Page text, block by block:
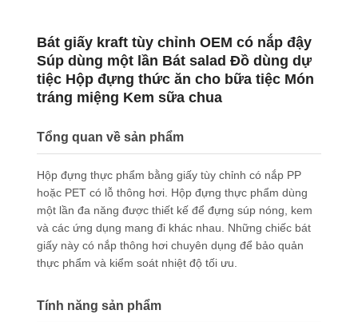
Bát giấy kraft tùy chỉnh OEM có nắp đậy
Súp dùng một lần Bát salad Đồ dùng dự
tiệc Hộp đựng thức ăn cho bữa tiệc Món
tráng miệng Kem sữa chua
Tổng quan về sản phẩm
Hộp đựng thực phẩm bằng giấy tùy chỉnh có nắp PP
hoặc PET có lỗ thông hơi. Hộp đựng thực phẩm dùng
một lần đa năng được thiết kế để đựng súp nóng, kem
và các ứng dụng mang đi khác nhau. Những chiếc bát
giấy này có nắp thông hơi chuyên dụng để bảo quản
thực phẩm và kiểm soát nhiệt độ tối ưu.
Tính năng sản phẩm